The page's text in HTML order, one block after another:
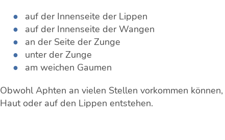
auf der Innenseite der Lippen
auf der Innenseite der Wangen
an der Seite der Zunge
unter der Zunge
am weichen Gaumen
Obwohl Aphten an vielen Stellen vorkommen
Haut oder auf den Lippen entstehen.